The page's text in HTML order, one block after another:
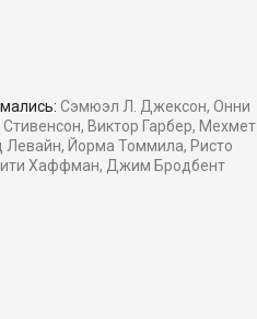
Сэмюэл Л. Джексон, Онни
Виктор Гарбер, Мехмет
Левайн, Йорма Томмила, Ристо
Хаффман, Джим Бродбент